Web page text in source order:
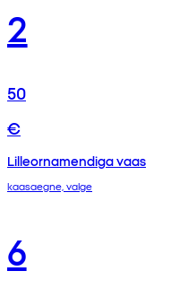
2
50
€
Lilleornamendiga vaas
kaasaegne, valge
6